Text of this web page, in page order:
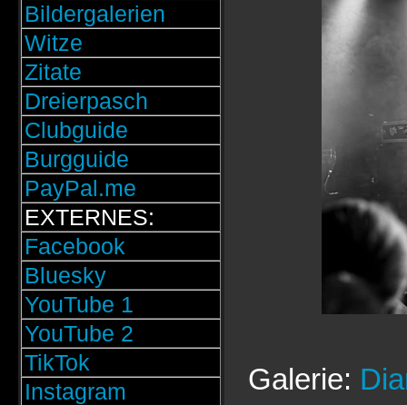
Bildergalerien
Witze
Zitate
Dreierpasch
Clubguide
Burgguide
PayPal.me
EXTERNES:
Facebook
Bluesky
YouTube 1
YouTube 2
TikTok
Instagram
Galerie: